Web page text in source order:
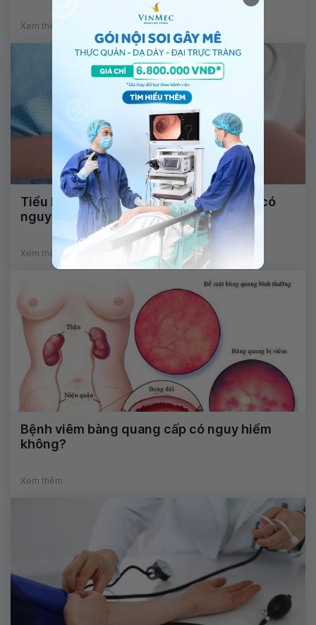
Xem thêm
Tiểu buốt, tiểu máu ở phụ nữ mang thai có
nguy hiểm không?
Xem thêm
Bệnh viêm bàng quang cấp có nguy hiểm
không?
Xem thêm